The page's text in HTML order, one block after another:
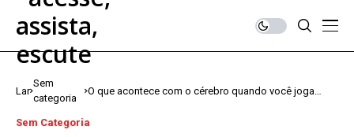
Lar
Sem
categoria
O que acontece com o cérebro quando você joga
Sem Categoria